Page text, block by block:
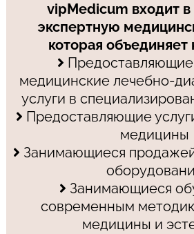
vipMedicum входит
экспертную
которая объединяет
медицинские лечебно-
услуги в
Предоставляющие
медицины
Занимающиеся
Занимающиеся
современным
медицины и